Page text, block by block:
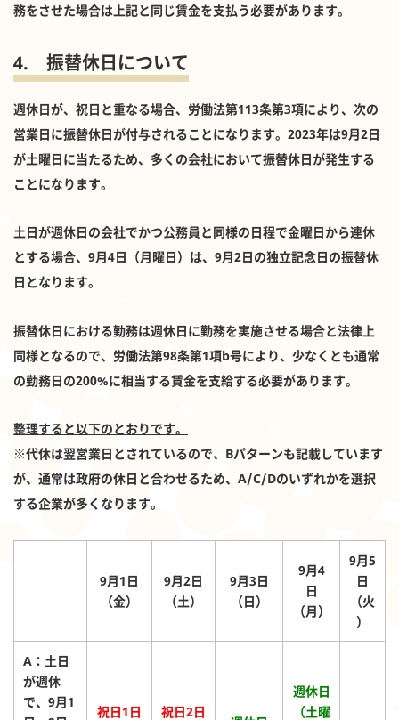
務をさせた場合は上記と同じ賃金を支払う必要があります。
4. 振替休日について
週休日が、祝日と重なる場合、労働法第113条第3項により、次の
営業日に振替休日が付与されることになります。2023年は9月2日
が土曜日に当たるため、多くの会社において振替休日が発生する
ことになります。
土日が週休日の会社でかつ公務員と同様の日程で金曜日から連休
とする場合、9月4日（月曜日）は、9月2日の独立記念日の振替休
日となります。
振替休日における勤務は週休日に勤務を実施させる場合と法律上
同様となるので、労働法第98条第1項b号により、少なくとも通常
の勤務日の200%に相当する賃金を支給する必要があります。
整理すると以下のとおりです。
※代休は翌営業日とされているので、Bパターンも記載しています
が、通常は政府の休日と合わせるため、A/C/Dのいずれかを選択
する企業が多くなります。
9月1日
（金）
9月2日
（土）
9月3日
（日）
9月4
日
（月）
9月5
日
（火
）
A：土日
が週休
で、9月1
祝日1日 祝日2日
週休日
（土曜